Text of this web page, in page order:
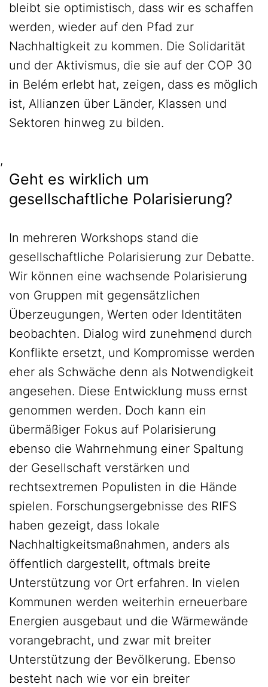
bleibt sie optimistisch, dass wir es schaffen
werden, wieder auf den Pfad zur
Nachhaltigkeit zu kommen. Die Solidarität
und der Aktivismus, die sie auf der COP 30
in Belém erlebt hat, zeigen, dass es möglich
ist, Allianzen über Länder, Klassen und
Sektoren hinweg zu bilden.
,
Geht es wirklich um
gesellschaftliche Polarisierung?
In mehreren Workshops stand die
gesellschaftliche Polarisierung zur Debatte.
Wir können eine wachsende Polarisierung
von Gruppen mit gegensätzlichen
Überzeugungen, Werten oder Identitäten
beobachten. Dialog wird zunehmend durch
Konflikte ersetzt, und Kompromisse werden
eher als Schwäche denn als Notwendigkeit
angesehen. Diese Entwicklung muss ernst
genommen werden. Doch kann ein
übermäßiger Fokus auf Polarisierung
ebenso die Wahrnehmung einer Spaltung
der Gesellschaft verstärken und
rechtsextremen Populisten in die Hände
spielen. Forschungsergebnisse des RIFS
haben gezeigt, dass lokale
Nachhaltigkeitsmaßnahmen, anders als
öffentlich dargestellt, oftmals breite
Unterstützung vor Ort erfahren. In vielen
Kommunen werden weiterhin erneuerbare
Energien ausgebaut und die Wärmewände
vorangebracht, und zwar mit breiter
Unterstützung der Bevölkerung. Ebenso
besteht nach wie vor ein breiter